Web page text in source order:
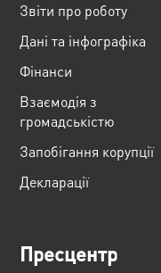
Звіти про роботу
Дані та інфографіка
Фінанси
Взаємодія з
громадськістю
Запобігання корупції
Декларації
Пресцентр